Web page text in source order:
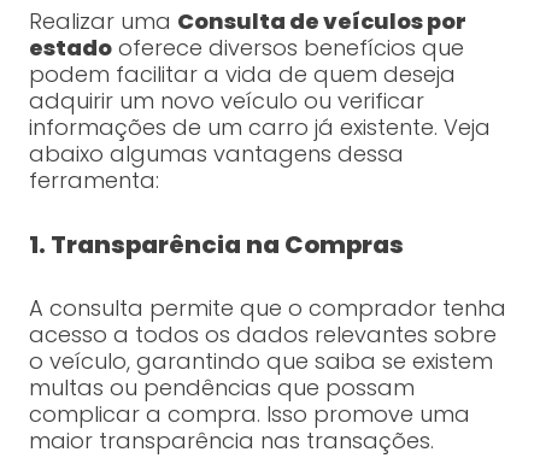
Realizar uma Consulta de veículos por
estadooferece diversos benefícios que
podem facilitar a vida de quem deseja
adquirir um novo veículo ou verificar
informações de um carro já existente. Veja
abaixo algumas vantagens dessa
ferramenta:
1. Transparência na Compras
A consulta permite que o comprador tenha
acesso a todos os dados relevantes sobre
o veículo, garantindo que saiba se existem
multas ou pendências que possam
complicar a compra. Isso promove uma
maior transparência nas transações.